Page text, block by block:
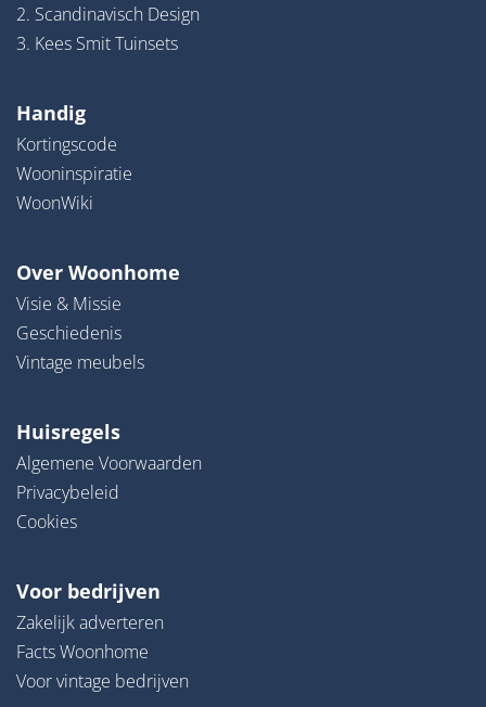
2. Scandinavisch Design
3. Kees Smit Tuinsets
Handig
Kortingscode
Wooninspiratie
WoonWiki
Over Woonhome
Visie & Missie
Geschiedenis
Vintage meubels
Huisregels
Algemene Voorwaarden
Privacybeleid
Cookies
Voor bedrijven
Zakelijk adverteren
Facts Woonhome
Voor vintage bedrijven